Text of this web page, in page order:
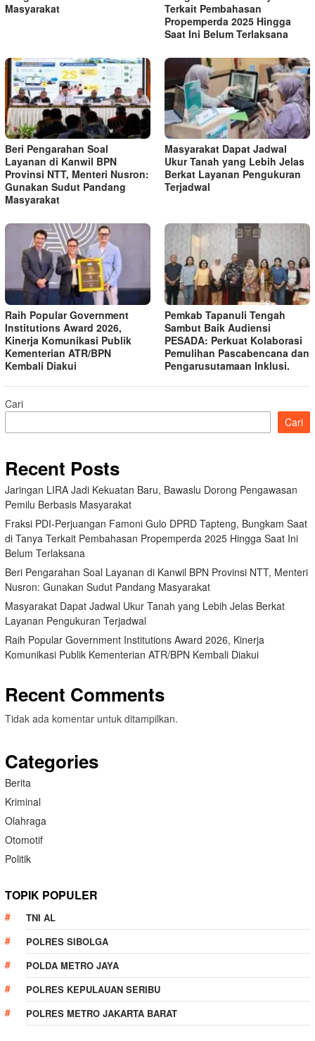
Masyarakat
Terkait Pembahasan
Propemperda 2025 Hingga
Saat Ini Belum Terlaksana
Beri Pengarahan Soal
Layanan di Kanwil BPN
Provinsi NTT, Menteri Nusron:
Gunakan Sudut Pandang
Masyarakat
Masyarakat Dapat Jadwal
Ukur Tanah yang Lebih Jelas
Berkat Layanan Pengukuran
Terjadwal
Raih Popular Government
Institutions Award 2026,
Kinerja Komunikasi Publik
Kementerian ATR/BPN
Kembali Diakui
Pemkab Tapanuli Tengah
Sambut Baik Audiensi
PESADA: Perkuat Kolaborasi
Pemulihan Pascabencana dan
Pengarusutamaan Inklusi.
Cari
Cari
Recent Posts
Jaringan LIRA Jadi Kekuatan Baru, Bawaslu Dorong Pengawasan
Pemilu Berbasis Masyarakat
Fraksi PDI-Perjuangan Famoni Gulo DPRD Tapteng, Bungkam Saat
di Tanya Terkait Pembahasan Propemperda 2025 Hingga Saat Ini
Belum Terlaksana
Beri Pengarahan Soal Layanan di Kanwil BPN Provinsi NTT, Menteri
Nusron: Gunakan Sudut Pandang Masyarakat
Masyarakat Dapat Jadwal Ukur Tanah yang Lebih Jelas Berkat
Layanan Pengukuran Terjadwal
Raih Popular Government Institutions Award 2026, Kinerja
Komunikasi Publik Kementerian ATR/BPN Kembali Diakui
Recent Comments
Tidak ada komentar untuk ditampilkan.
Categories
Berita
Kriminal
Olahraga
Otomotif
Politik
TOPIK POPULER
TNI AL
POLRES SIBOLGA
POLDA METRO JAYA
POLRES KEPULAUAN SERIBU
POLRES METRO JAKARTA BARAT